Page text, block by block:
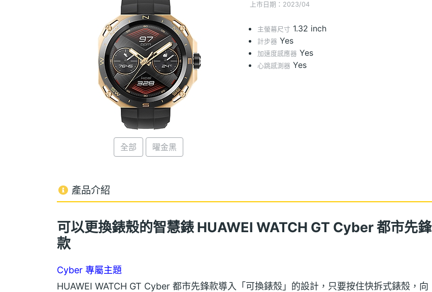
全部 曜金黑
上市日期：2023/04
主螢幕尺寸 1.32 inch
計步器 Yes
加速度感應器 Yes
心跳感測器 Yes
產品介紹
可以更換錶殼的智慧錶 HUAWEI WATCH GT Cyber 都市先鋒
款
Cyber 專屬主題
HUAWEI WATCH GT Cyber 都市先鋒款導入「可換錶殼」的設計，只要按住快拆式錶殼，向